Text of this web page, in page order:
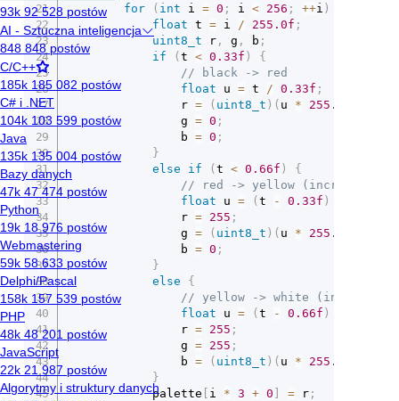
for
( int i = 0 ; i < 256 ; ++i )
float t = i / 255.0f ;
uint8_t r, g , b ;
if
(t < 0.33f )
{
// black -> red
float u = t / 0.33f ;
				r
= ( uint8_t ) ( u * 255.0f
				g
= 0 ;
				b
= 0 ;
}
else
if (t < 0.66f )
{
// red -> yellow (increase
float u = (t - 0.33f )
				r
= 255 ;
				g
= ( uint8_t ) ( u * 255.0f
				b
= 0 ;
}
else
{
// yellow -> white (increase
float u = (t - 0.66f )
				r
= 255 ;
				g
= 255 ;
				b
= ( uint8_t ) ( u * 255.0f
}
			palette
[ i * 3 + 0 ] = r;